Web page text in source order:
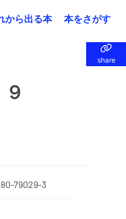
から出る本 本をさがす
share
share
79029-3